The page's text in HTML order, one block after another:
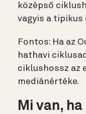
középső
vagyis a tipikus
Fontos: Ha az
hathavi
ciklushossz az
mediánértéke.
Mi van,